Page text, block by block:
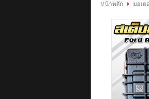
แบรนด์
ข่าวสาร
หน้าหลัก มอเต